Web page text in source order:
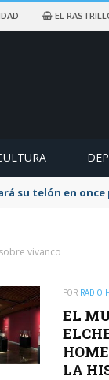
EL
ciclista
vivanco
POR RADIO
EL
LA